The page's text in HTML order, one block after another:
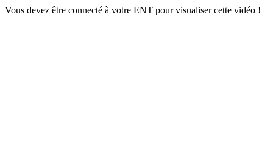
Vous devez être connecté à votre ENT pour visualiser cette vidéo !